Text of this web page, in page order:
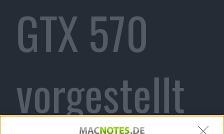
GTX 570
vorgestellt
Alexander Trust, den 8. Dezember 2010